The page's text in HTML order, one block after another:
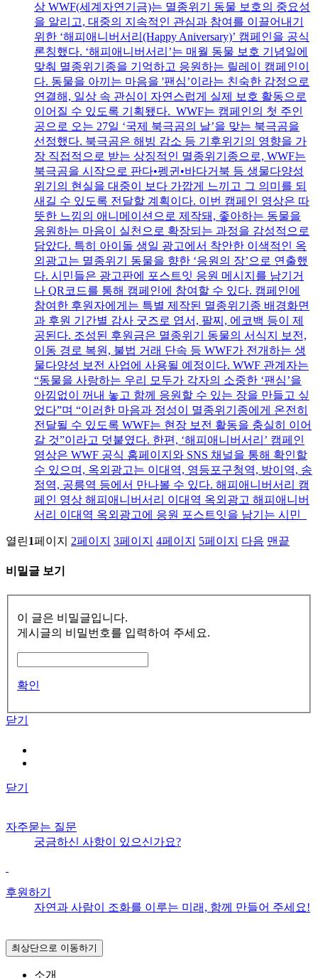
상 WWF(세계자연기금)는 멸종위기 동물 보호의 중요성
을 알리고, 대중의 지속적인 관심과 참여를 이끌어내기
위한 ‘해피애니버서리(Happy Aniversary)’ 캠페인을 공식
론칭했다. ‘해피애니버서리’는 매월 동물 보호 기념일에
맞춰 멸종위기종을 기억하고 응원하는 릴레이 캠페인이
다. 동물을 아끼는 마음을 '팬심’이라는 친숙한 감정으로
연결해, 일상 속 관심이 자연스럽게 실제 보호 활동으로
이어질 수 있도록 기획됐다. WWF는 캠페인의 첫 주인
공으로 오는 27일 ‘국제 북극곰의 날’을 맞는 북극곰을
선정했다. 북극곰은 해빙 감소 등 기후위기의 영향을 가
장 직접적으로 받는 상징적인 멸종위기종으로, WWF는
북극곰을 시작으로 판다•펭귄•바다거북 등 생물다양성
위기의 현실을 대중이 보다 가깝게 느끼고 그 의미를 되
새길 수 있도록 전달할 계획이다. 이번 캠페인 영상은 따
뜻한 느낌의 애니메이션으로 제작돼, 좋아하는 동물을
응원하는 마음이 실천으로 확장되는 과정을 감성적으로
담았다. 특히 아이돌 생일 광고에서 착안한 이색적인 옥
외광고는 멸종위기 동물을 향한 ‘응원의 장’으로 연출했
다. 시민들은 광고판에 포스트잇 응원 메시지를 남기거
나 QR코드를 통해 캠페인에 참여할 수 있다. 캠페인에
참여한 후원자에게는 특별 제작된 멸종위기종 배경화면
과 후원 기간별 감사 굿즈로 엽서, 팔찌, 에코백 등이 제
공된다. 조성된 후원금은 멸종위기 동물의 서식지 보전,
이동 경로 복원, 불법 거래 단속 등 WWF가 전개하는 생
물다양성 보전 사업에 사용될 예정이다. WWF 관계자는
“동물을 사랑하는 우리 모두가 각자의 소중한 ‘팬심’을
아낌없이 꺼내 놓고 함께 응원할 수 있는 장을 만들고 싶
었다”며 “이러한 마음과 정성이 멸종위기종에게 온전히
전달될 수 있도록 WWF는 현장 보전 활동을 충실히 이어
갈 것”이라고 덧붙였다. 한편, ‘해피애니버서리’ 캠페인
영상은 WWF 공식 홈페이지와 SNS 채널을 통해 확인할
수 있으며, 옥외광고는 이대역, 영등포구청역, 방이역, 송
정역, 공릉역 등에서 만나볼 수 있다. 해피애니버서리 캠
페인 영상 해피애니버서리 이대역 옥외광고 해피애니버
서리 이대역 옥외광고에 응원 포스트잇을 남기는 시민
열린1페이지 2페이지 3페이지 4페이지 5페이지 다음 맨끝
비밀글 보기
이 글은 비밀글입니다.
게시글의 비밀번호를 입력하여 주세요.
확인
닫기
닫기
자주묻는 질문
궁금하신 사항이 있으신가요?
후원하기
자연과 사람이 조화를 이루는 미래, 함께 만들어 주세요!
최상단으로 이동하기
소개